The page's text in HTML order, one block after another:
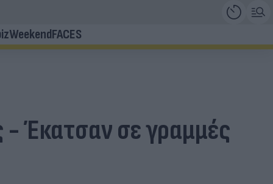
WeekendFACES
- Έκατσαν σε γραμμές